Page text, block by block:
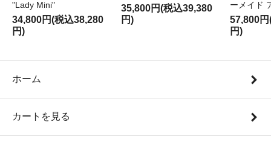
"Lady Mini"
34,800円(税込38,280
円)
35,800円(税込39,380
円)
ーメイド
57,800
円)
ホーム
カートを見る